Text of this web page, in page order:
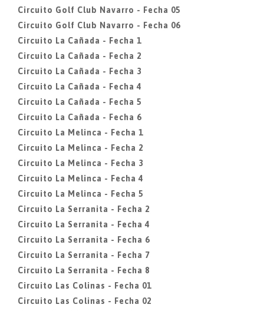
Circuito Golf Club Navarro - Fecha 05
Circuito Golf Club Navarro - Fecha 06
Circuito La Cañada - Fecha 1
Circuito La Cañada - Fecha 2
Circuito La Cañada - Fecha 3
Circuito La Cañada - Fecha 4
Circuito La Cañada - Fecha 5
Circuito La Cañada - Fecha 6
Circuito La Melinca - Fecha 1
Circuito La Melinca - Fecha 2
Circuito La Melinca - Fecha 3
Circuito La Melinca - Fecha 4
Circuito La Melinca - Fecha 5
Circuito La Serranita - Fecha 2
Circuito La Serranita - Fecha 4
Circuito La Serranita - Fecha 6
Circuito La Serranita - Fecha 7
Circuito La Serranita - Fecha 8
Circuito Las Colinas - Fecha 01
Circuito Las Colinas - Fecha 02